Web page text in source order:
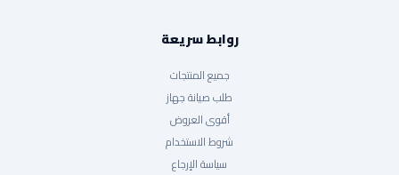
روابط سريعة
جميع المنتجات
طلب صيانة جهاز
أقوى العروض
شروط الاستخدام
سياسة الإرجاع